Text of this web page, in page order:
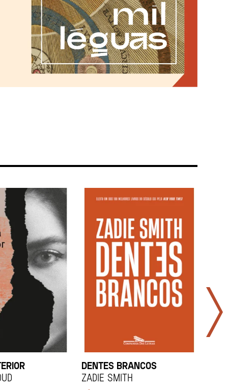
DENTES BRANCOS
Zadie Smith